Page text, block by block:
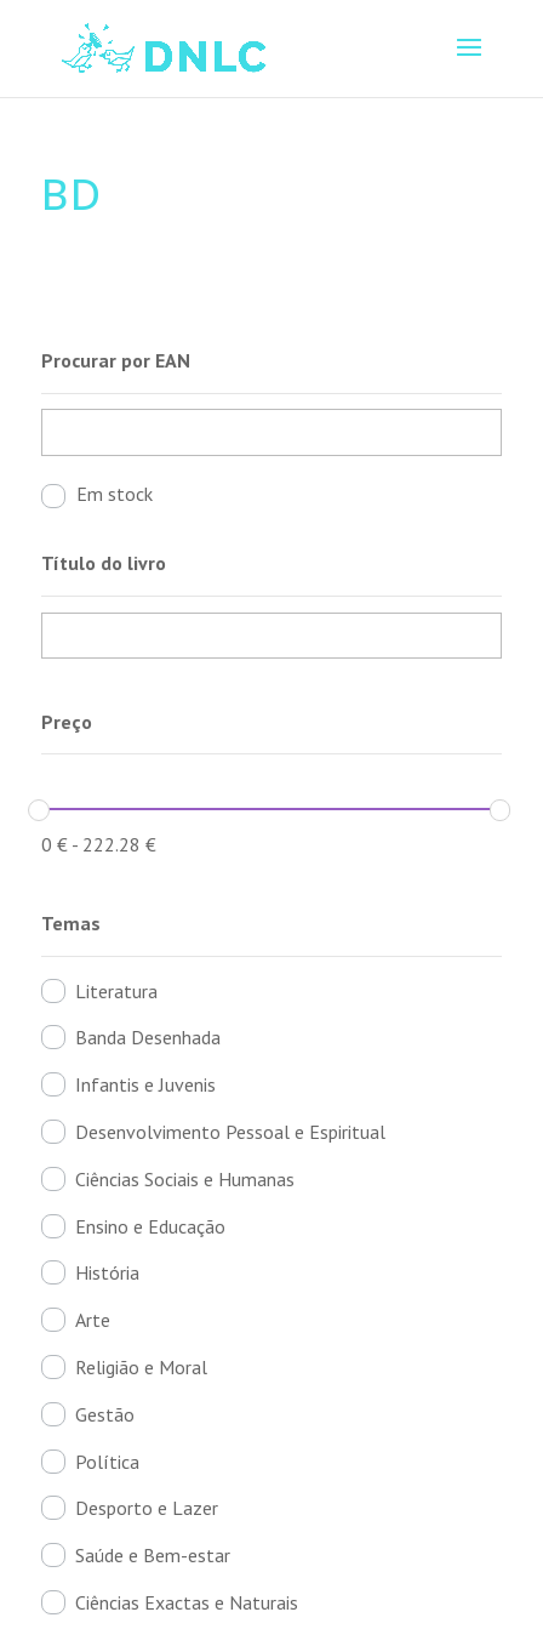
BD
Procurar por EAN
Em stock
Título do livro
Preço
0 €- 222.28 €
Temas
Literatura
Banda Desenhada
Infantis e Juvenis
Desenvolvimento Pessoal e Espiritual
Ciências Sociais e Humanas
Ensino e Educação
História
Arte
Religião e Moral
Gestão
Política
Desporto e Lazer
Saúde e Bem-estar
Ciências Exactas e Naturais